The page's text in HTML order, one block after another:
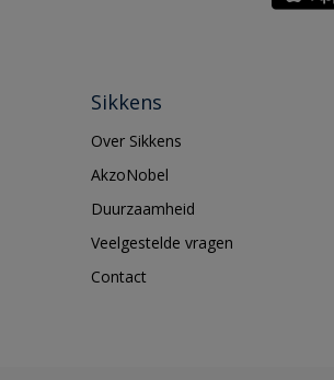
Sikkens
Over Sikkens
AkzoNobel
Duurzaamheid
Veelgestelde vragen
Contact